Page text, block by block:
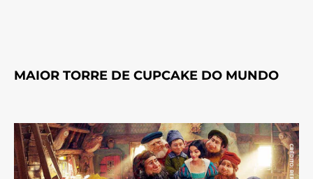
MAIOR TORRE DE CUPCAKE DO MUNDO